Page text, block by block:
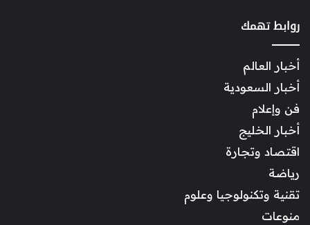
روابط تهمك
أخبار العالم
أخبار السعودية
فن وإعلام
أخبار الخليج
اقتصاد وتجارة
رياضة
تقنية وتكنولوجيا وعلوم
منوعات